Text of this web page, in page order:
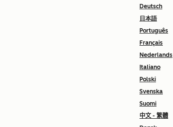
Deutsch
日本語
Português
Français
Nederlands
Italiano
Polski
Svenska
Suomi
中文 - 繁體